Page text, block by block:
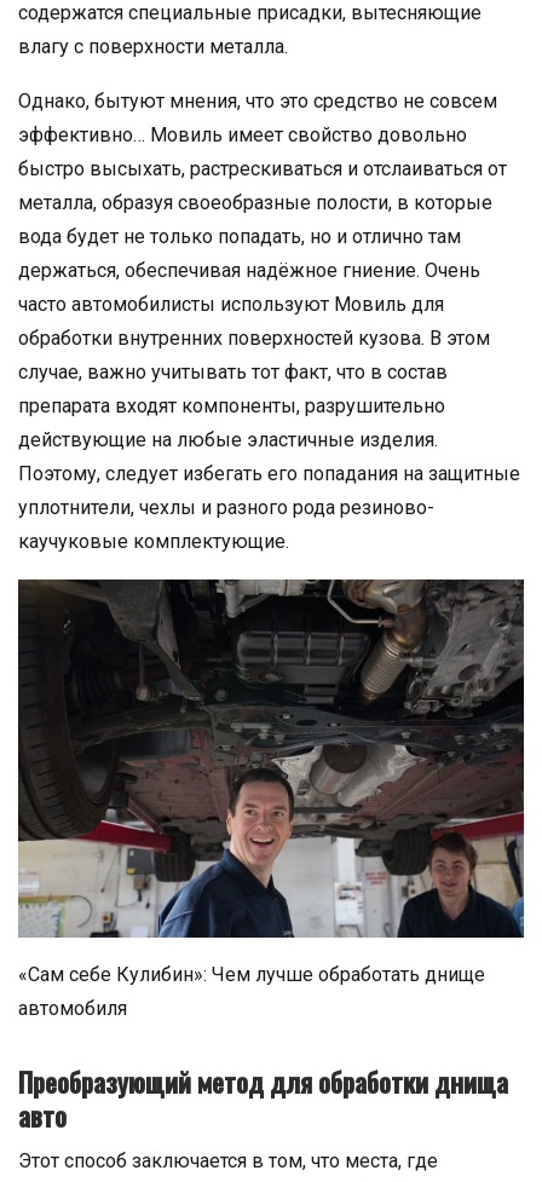
содержатся специальные присадки, вытесняющие
влагу с поверхности металла.
Однако, бытуют мнения, что это средство не совсем
эффективно… Мовиль имеет свойство довольно
быстро высыхать, растрескиваться и отслаиваться от
металла, образуя своеобразные полости, в которые
вода будет не только попадать, но и отлично там
держаться, обеспечивая надёжное гниение. Очень
часто автомобилисты используют Мовиль для
обработки внутренних поверхностей кузова. В этом
случае, важно учитывать тот факт, что в состав
препарата входят компоненты, разрушительно
действующие на любые эластичные изделия.
Поэтому, следует избегать его попадания на защитные
уплотнители, чехлы и разного рода резиново-
каучуковые комплектующие.
«Сам себе Кулибин»: Чем лучше обработать днище
автомобиля
Преобразующий метод для обработки днища
авто
Этот способ заключается в том, что места, где